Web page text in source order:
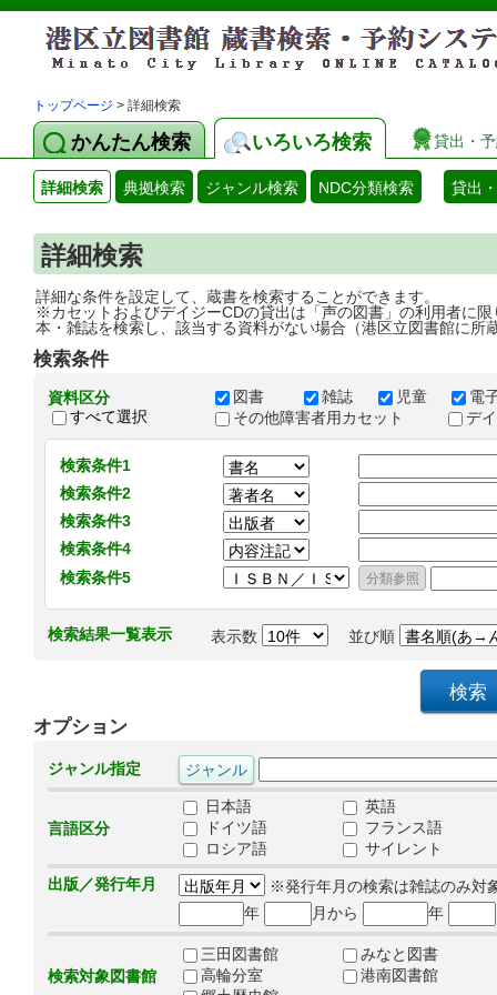
トップページ > 詳細検索
かんたん検索 いろいろ検索 貸出・
詳細検索 典拠検索 ジャンル検索 NDC分類検索 貸出
詳細検索
詳細な条件を設定して、蔵書を検索することができます。
※カセットおよびデイジーCDの貸出は「声の図書」の利用者に限
本・雑誌を検索し、該当する資料がない場合（港区立図書館に所
検索条件
資料区分
すべて選択
図書 雑誌 児童
電
その他障害者用カセット
デ
検索条件1
検索条件2
検索条件3
検索条件4
検索条件5
検索結果一覧表示 表示数 並び順
オプション
ジャンル指定
言語区分
日本語
英語
ドイツ語
フランス語
ロシア語
サイレント
出版／発行年月
※発行年月の検索は雑誌のみ対
年
月から 年
検索対象図書館
三田図書館
みなと図書
高輪分室
港南図書館